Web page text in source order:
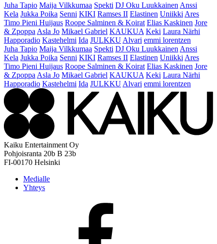
Juha Tapio Maija Vilkkumaa Spekti DJ Oku Luukkainen Anssi
Kela Jukka Poika Senni KIKI Ramses II Elastinen Uniikki Ares
Timo Pieni Huijaus Roope Salminen & Koirat Elias Kaskinen Jore
& Zpoppa Asla Jo Mikael Gabriel KAUKUA Keki Laura Närhi
Happoradio Kastehelmi Ida JULKKU Alvari emmi lorentzen
Juha Tapio Maija Vilkkumaa Spekti DJ Oku Luukkainen Anssi
Kela Jukka Poika Senni KIKI Ramses II Elastinen Uniikki Ares
Timo Pieni Huijaus Roope Salminen & Koirat Elias Kaskinen Jore
& Zpoppa Asla Jo Mikael Gabriel KAUKUA Keki Laura Närhi
Happoradio Kastehelmi Ida JULKKU Alvari emmi lorentzen
Kaiku Entertainment Oy
Pohjoisranta 20b B 23b
FI-00170 Helsinki
Medialle
Yhteys